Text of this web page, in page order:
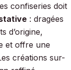
confiseries doit
: dragées
d’origine,
et offre une
créations sur-